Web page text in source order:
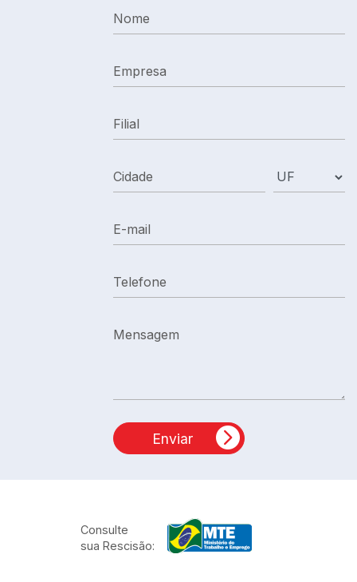
Nome
Empresa
Filial
Cidade UF
E-mail
Telefone
Mensagem
Enviar
Consulte
sua Rescisão: